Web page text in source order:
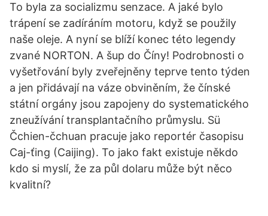
To byla za socializmu senzace. A jaké bylo
trápení se zadíráním motoru, když se použily
naše oleje. A nyní se blíží konec této legendy
zvané NORTON. A šup do Číny! Podrobnosti o
vyšetřování byly zveřejněny teprve tento týden
a jen přidávají na váze obviněním, že čínské
státní orgány jsou zapojeny do systematického
zneužívání transplantačního průmyslu. Sü
Čchien-čchuan pracuje jako reportér časopisu
Caj-ťing (Caijing). To jako fakt existuje někdo
kdo si myslí, že za půl dolaru může být něco
kvalitní?